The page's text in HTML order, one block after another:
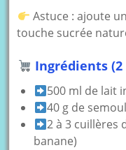
Astuce : ajoute
touche sucrée
Ingrédients
500 ml de lait
40 g de
2 à 3 cuillères
banane)